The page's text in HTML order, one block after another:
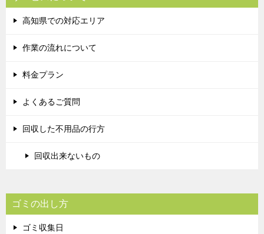
高知県での対応エリア
作業の流れについて
料金プラン
よくあるご質問
回収した不用品の行方
回収出来ないもの
ゴミの出し方
ゴミ収集日